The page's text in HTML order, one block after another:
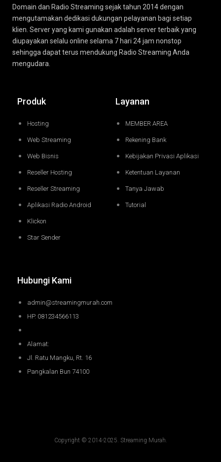
Domain dan Radio Streaming sejak tahun 2014 dengan
mengutamakan dedikasi dukungan pelayanan bagi setiap
klien. Server yang kami gunakan adalah server terbaik yang
diupayakan selalu online selama 7 hari 24 jam nonstop
sehingga dapat terus mendukung Radio Streaming Anda
mengudara.
Produk
Hosting
Web Streaming
Web Bisnis
Reseller Hosting
Reseller Streaming
Aplikasi Radio Android
Klickon
Star Sender
Layanan
MEMBER AREA
Rekening Bank
Kebijakan Privasi Aplikasi
Ketentuan Layanan
Tanya Jawab
Tutorial
Hubungi Kami
admin@streamingmurah.com
HP. 081234566113
Alamat:
Jl. Ratu Mangku, Rt. 16
Pangkalan Bun 74100
Copyright © 2014-2025. Streaming Murah.